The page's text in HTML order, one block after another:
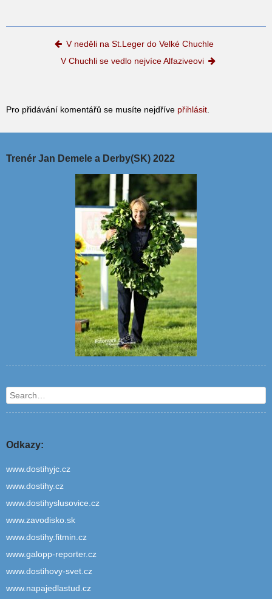
Post navigation
V neděli na St.Leger do Velké Chuchle
V Chuchli se vedlo nejvíce Alfaziveovi
Pro přidávání komentářů se musíte nejdříve přihlásit
Trenér Jan Demele a Derby(SK) 2022
Search
Odkazy:
www.dostihyjc.cz
www.dostihy.cz
www.dostihyslusovice.cz
www.zavodisko.sk
www.dostihy.fitmin.cz
www.galopp-reporter.cz
www.dostihovy-svet.cz
www.napajedlastud.cz